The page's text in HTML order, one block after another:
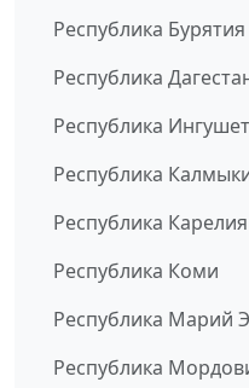
Республика Бурятия
Республика
Республика
Республика
Республика Карелия
Республика Коми
Республика Марий
Республика